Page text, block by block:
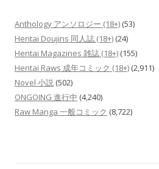
Anthology アンソロジー (18+) (53)
Hentai Doujins 同人誌 (18+) (24)
Hentai Magazines 雑誌 (18+) (155)
Hentai Raws 成年コミック (18+) (2,911)
Novel 小説 (502)
ONGOING 進行中 (4,240)
Raw Manga 一般コミック (8,722)